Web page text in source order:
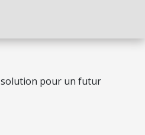
solution pour un futur